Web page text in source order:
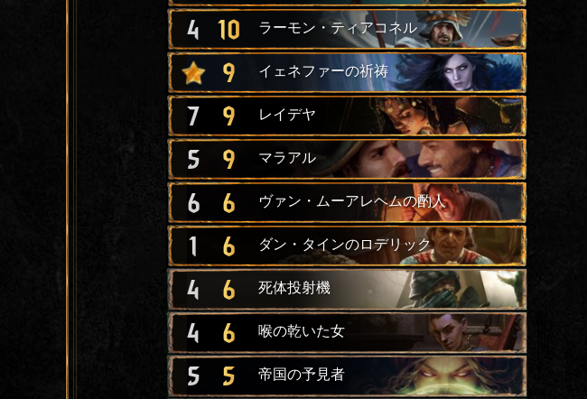
4 10 ラーモン・ティアコネル
9 イェネファーの祈祷
7 9 レイデヤ
5 9 マラアル
6 6 ヴァン・ムーアレヘムの酌人
1 6 ダン・タインのロデリック
4 6 死体投射機
4 6 喉の乾いた女
5 5 帝国の予見者